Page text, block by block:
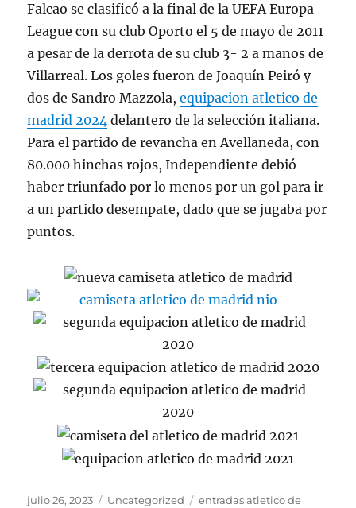
Falcao se clasificó a la final de la UEFA Europa
League con su club Oporto el 5 de mayo de 2011
a pesar de la derrota de su club 3- 2 a manos de
Villarreal. Los goles fueron de Joaquín Peiró y
dos de Sandro Mazzola,equipacion atletico de
madrid 2024 delantero de la selección italiana.
Para el partido de revancha en Avellaneda, con
80.000 hinchas rojos, Independiente debió
haber triunfado por lo menos por un gol para ir
a un partido desempate, dado que se jugaba por
puntos.
Publicado
julio 26, 2023 Categorías
Uncategorized Etiquetas
entradas atletico de